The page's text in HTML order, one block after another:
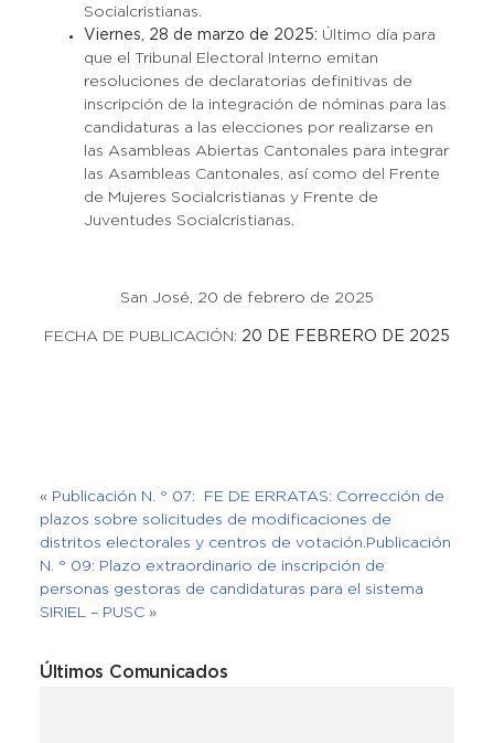
Socialcristianas.
Viernes, 28 de marzo de 2025: Último día para
que el Tribunal Electoral Interno emitan
resoluciones de declaratorias definitivas de
inscripción de la integración de nóminas para las
candidaturas a las elecciones por realizarse en
las Asambleas Abiertas Cantonales para integrar
las Asambleas Cantonales, así como del Frente
de Mujeres Socialcristianas y Frente de
Juventudes Socialcristianas.
San José, 20 de febrero de 2025
FECHA DE PUBLICACIÓN: 20 DE FEBRERO DE 2025
« Publicación N. ° 07: FE DE ERRATAS: Corrección de
plazos sobre solicitudes de modificaciones de
distritos electorales y centros de votación. Publicación
N. ° 09: Plazo extraordinario de inscripción de
personas gestoras de candidaturas para el sistema
SIRIEL – PUSC»
Últimos Comunicados